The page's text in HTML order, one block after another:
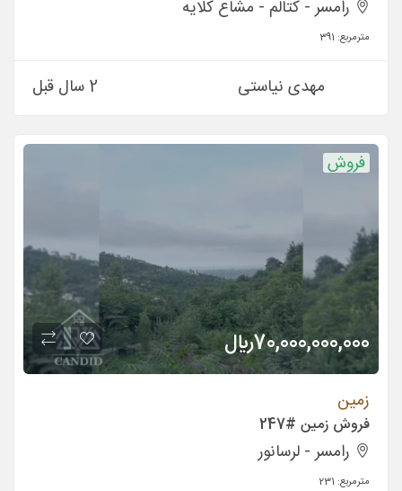
رامسر - کتالم - مشاع كلايه
مترمربع: 391
مهدی نیاستی 2 سال قبل
فروش
70,000,000,000ريال
زمین
فروش زمین #247
رامسر - لرسانور
مترمربع: 231